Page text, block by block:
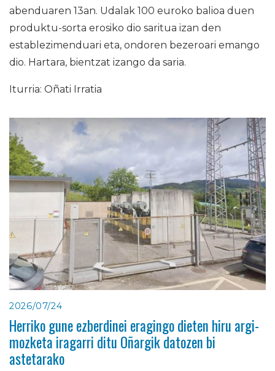
abenduaren 13an. Udalak 100 euroko balioa duen
produktu-sorta erosiko dio saritua izan den
establezimenduari eta, ondoren bezeroari emango
dio. Hartara, bientzat izango da saria.
Iturria: Oñati Irratia
2026/07/24
Herriko gune ezberdinei eragingo dieten hiru argi-
mozketa iragarri ditu Oñargik datozen bi
astetarako